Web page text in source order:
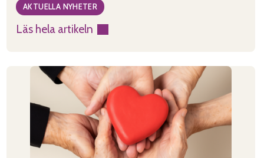
AKTUELLA NYHETER
Läs hela artikeln
:
mot
nedskärningar